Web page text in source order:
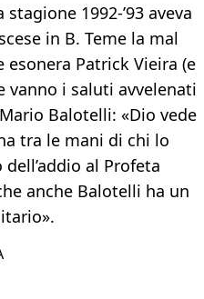
1992-’93 aveva
in B. Teme la mal
esonera Patrick Vieira (e
vanno i saluti avvelenati
Balotelli: «Dio vede
tra le mani di chi lo
al Profeta
anche Balotelli ha un